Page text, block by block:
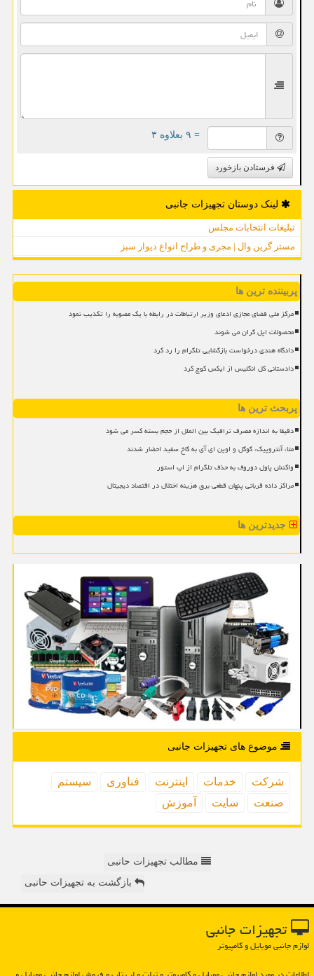
= ۹ بعلاوه ۳
فرستادن بازخورد
لینک دوستان تجهیزات جانبی
تبلیغات انتخابات مجلس
مستر گرین وال | مجری و طراح انواع دیوار سبز
پربیننده ترین ها
مرکز ملی فضای مجازی ادعای وزیر ارتباطات در رابطه با یک مصوبه را تکذیب نمود
محصولات اپل گران می شوند
دادگاه هندی درخواست بازگشایی تلگرام را رد کرد
دادستانی کل انگلیس از ایکس کوچ کرد
پربحث ترین ها
دقیقا به اندازه مصرف ترافیک بین الملل از حجم بسته کسر می شود
متا، آنتروپیک، گوگل و اوپن ای آی به کاخ سفید احضار شدند
واکنش پاول دوروف به حذف تلگرام از اپ استور
مراکز داده قربانی پنهان قطعی برق هزینه اختلال در اقتصاد دیجیتال
جدیدترین ها
موضوع های تجهیزات جانبی
شركت خدمات اینترنت فناوری
سیستم
صنعت
سایت آموزش
مطالب تجهیزات حانبی
بازگشت به تجهیزات حانبی
تجهیزات جانبی
لوازم جانبی موبایل و کامپیوتر